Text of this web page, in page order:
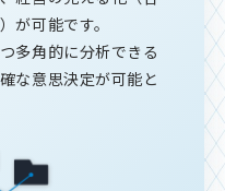
が可能です。
多角的に分析できる
な意思決定が可能と